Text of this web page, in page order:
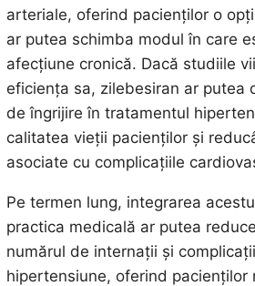
arteriale, oferind pacienților o
ar putea schimba modul în care
afecțiune cronică. Dacă studiile
eficiența sa, zilebesiran ar putea
de îngrijire în tratamentul
calitatea vieții pacienților și
asociate cu complicațiile
Pe termen lung, integrarea
practica medicală ar putea
numărul de internații și
hipertensiune, oferind pacienților